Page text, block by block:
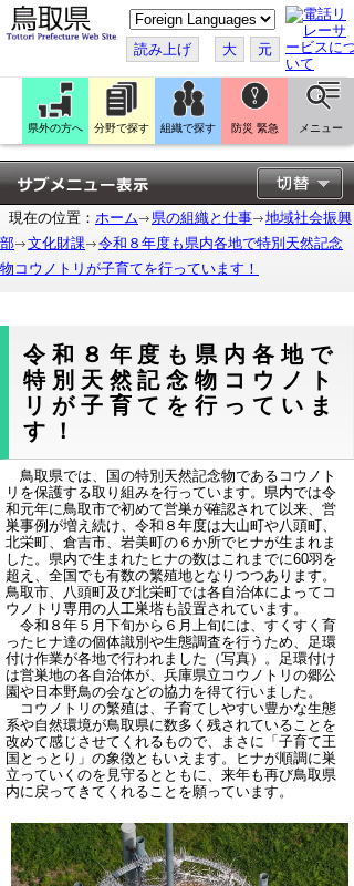
こ
の
ペ
ー
ジ
翻
訳
す
る
読み上げ 大 元
県外の方へ 分野で探す 組織で探す 防災 緊急 メニュー
現在の位置： ホーム 県の組織と仕事
地域社会振興
部
文化財課
令和８年度も県内各地で特別天然記念
物コウノトリが子育てを行っています！
令和８年度も県内各地で
特別天然記念物コウノト
リが子育てを行っていま
す！
鳥取県では、国の特別天然記念物であるコウノト
リを保護する取り組みを行っています。県内では令
和元年に鳥取市で初めて営巣が確認されて以来、営
巣事例が増え続け、令和８年度は大山町や八頭町、
北栄町、倉吉市、岩美町の６か所でヒナが生まれま
した。県内で生まれたヒナの数はこれまでに60羽を
超え、全国でも有数の繁殖地となりつつあります。
鳥取市、八頭町及び北栄町では各自治体によってコ
ウノトリ専用の人工巣塔も設置されています。
令和８年５月下旬から６月上旬には、すくすく育
ったヒナ達の個体識別や生態調査を行うため、足環
付け作業が各地で行われました（写真）。足環付け
は営巣地の各自治体が、兵庫県立コウノトリの郷公
園や日本野鳥の会などの協力を得て行いました。
コウノトリの繁殖は、子育てしやすい豊かな生態
系や自然環境が鳥取県に数多く残されていることを
改めて感じさせてくれるもので、まさに「子育て王
国とっとり」の象徴ともいえます。ヒナが順調に巣
立っていくのを見守るとともに、来年も再び鳥取県
内に戻ってきてくれることを願っています。